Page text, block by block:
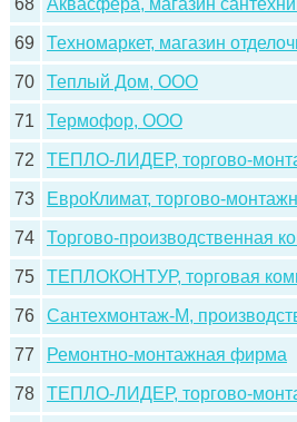
68 Аквасфера, магазин
69 Техномаркет, магазин
70 Теплый Дом, ООО
71 Термофор, ООО
72 ТЕПЛО-ЛИДЕР, торгово-
73 ЕвроКлимат, торгово-
74 Торгово-производственная
75 ТЕПЛОКОНТУР, торговая
76 Сантехмонтаж-М,
77 Ремонтно-монтажная фирма
78 ТЕПЛО-ЛИДЕР, торгово-